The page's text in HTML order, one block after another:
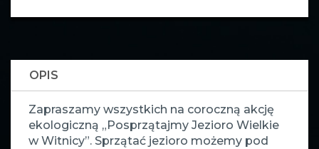
OPIS
Zapraszamy wszystkich na coroczną akcję
ekologiczną „Posprzątajmy Jezioro Wielkie
w Witnicy”. Sprzątać jezioro możemy pod